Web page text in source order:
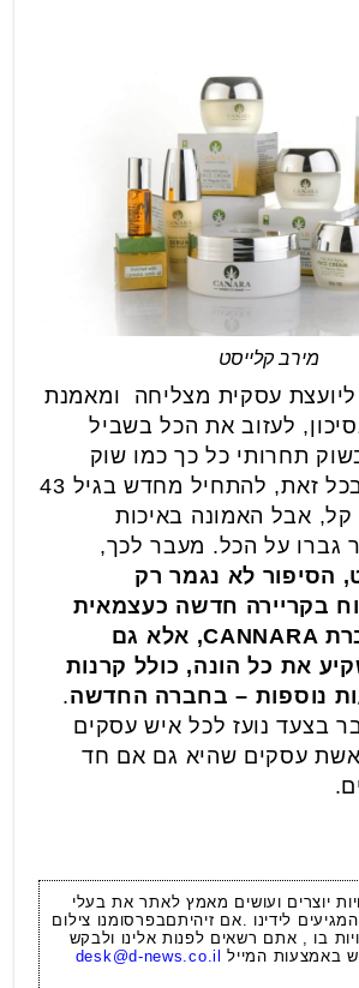
מירב קלייסט
ליועצת עסקית מצליחה ומאמנת
לעזוב את הכל בשביל
תחרותי כל כך כמו שוק
הקוסמטיקה? בכל זאת, להתחיל מחדש בגיל 43
אבל האמונה באיכות
גברו על הכל. מעבר לכך,
הסיפור לא נגמר רק
בקריירה חדשה כעצמאית
וכמנכ"לית חברת CANNARA, אלא גם
את כל הונה, כולל קרנות
נוספות – בחברה החדשה.
בצעד נועז לכל איש עסקים
עסקים שהיא גם אם חד
יוצרים ועושים מאמץ לאתר את בעלי
לידינו .אם זיהיתםבפרסומנו צילום
בו , אתם רשאים לפנות אלינו ולבקש
באמצעות המייל
desk@d-news.co.il